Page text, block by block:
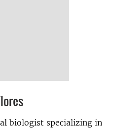
biologist specializing in